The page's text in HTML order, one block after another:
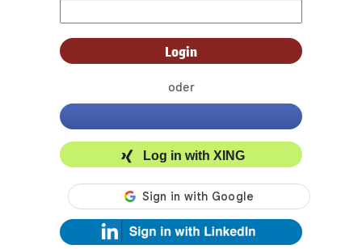
oder
Log in with XING